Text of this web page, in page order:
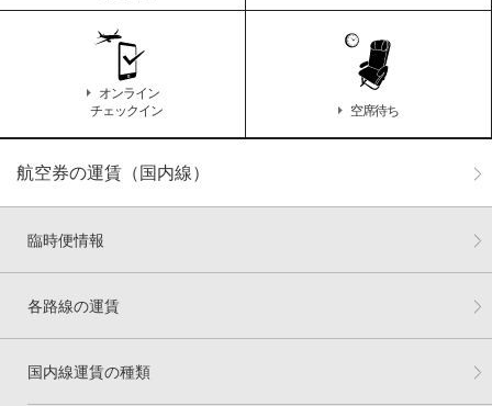
航空券の運賃（国内線）
臨時便情報
各路線の運賃
国内線運賃の種類
オンライン
チェックイン
空席待ち